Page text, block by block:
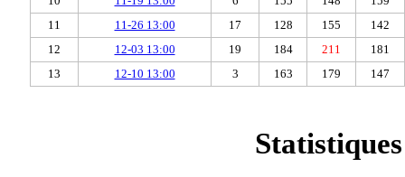
11
11-26 13:00 17 128 155
142
12
12-03 13:00 19 184 211
181
13
12-10 13:00 3 163 179 147